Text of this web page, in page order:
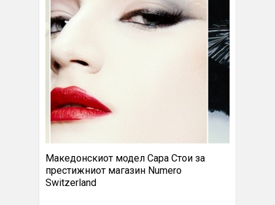
Македонскиот модел Сара Стои за
престижниот магазин Numero
Switzerland